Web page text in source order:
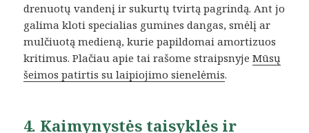
drenuotų vandenį ir sukurtų tvirtą pagrindą. Ant jo
galima kloti specialias gumines dangas, smėlį ar
mulčiuotą medieną, kurie papildomai amortizuos
kritimus. Plačiau apie tai rašome straipsnyjeMūsų
šeimos patirtis su laipiojimo sienelėmis.
4. Kaimynystės taisyklės ir